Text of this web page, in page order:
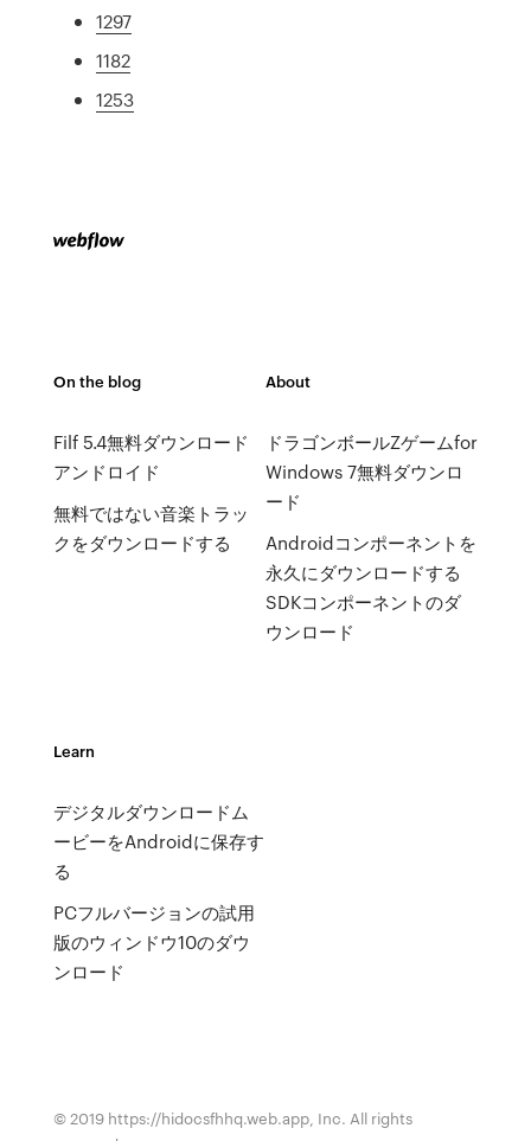
1297
1182
1253
On the blog
Filf 5.4無料ダウンロード
アンドロイド
無料ではない音楽トラッ
クをダウンロードする
About
ドラゴンボールZゲームfor
Windows 7無料ダウンロ
ード
Androidコンポーネントを
永久にダウンロードする
SDKコンポーネントのダ
ウンロード
Learn
デジタルダウンロードム
ービーをAndroidに保存す
る
PCフルバージョンの試用
版のウィンドウ10のダウ
ンロード
© 2019 https://hidocsfhhq.web.app, Inc. All rights